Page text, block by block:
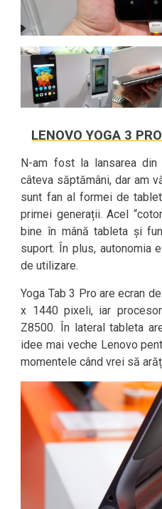
LENOVO YOGA 3 PRO
N-am fost la lansarea din
câteva săptămâni, dar am
sunt fan al formei de
primei generații. Acel
bine în mână tableta și
suport. În plus, autonomia
de utilizare.
Yoga Tab 3 Pro are ecran
x 1440 pixeli, iar
Z8500. În lateral tableta
idee mai veche Lenovo
momentele când vrei să